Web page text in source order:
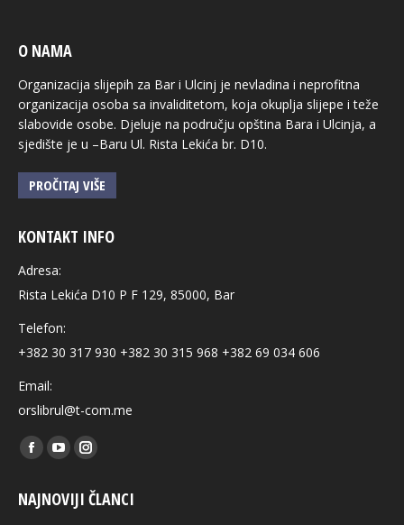
O NAMA
Organizacija slijepih za Bar i Ulcinj je nevladina i neprofitna
organizacija osoba sa invaliditetom, koja okuplja slijepe i teže
slabovide osobe. Djeluje na području opština Bara i Ulcinja, a
sjedište je u –Baru Ul. Rista Lekića br. D10.
PROČITAJ VIŠE
KONTAKT INFO
Adresa:
Rista Lekića D10 P F 129, 85000, Bar
Telefon:
+382 30 317 930 +382 30 315 968 +382 69 034 606
Email:
orslibrul@t-com.me
Find us on:
Facebook
opens
YouTube
opens
Instagram
opens
NAJNOVIJI ČLANCI